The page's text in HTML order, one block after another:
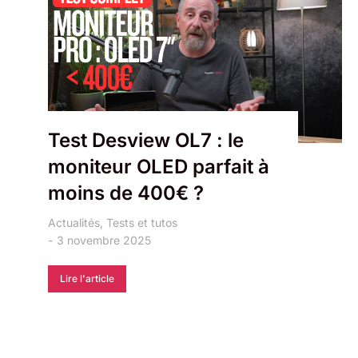
Test Desview OL7 : le
moniteur OLED parfait à
moins de 400€ ?
Actualités Tests et tutos
3 novembre 2025
Lire l'article